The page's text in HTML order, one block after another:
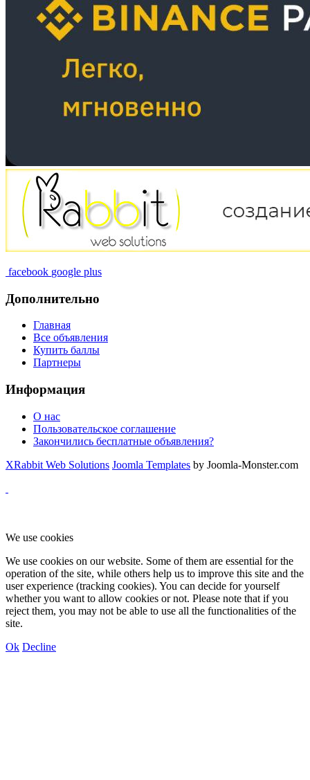
facebook google plus
Дополнительно
Главная
Все объявления
Купить баллы
Партнеры
Информация
О нас
Пользовательское соглашение
Закончились бесплатные объявления?
XRabbit Web Solutions Joomla Templates by Joomla-Monster.com
We use cookies
We use cookies on our website. Some of them are essential for the
operation of the site, while others help us to improve this site and the
user experience (tracking cookies). You can decide for yourself
whether you want to allow cookies or not. Please note that if you
reject them, you may not be able to use all the functionalities of the
site.
Ok Decline